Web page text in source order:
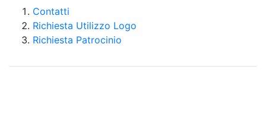
Contatti
Richiesta Utilizzo Logo
Richiesta Patrocinio